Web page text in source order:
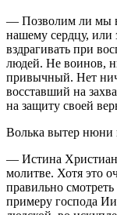
— Позволим ли мы
нашему сердцу, или
вздрагивать при
людей. Не воинов,
привычный. Нет
восставший на
на защиту своей
Волька вытер нюни
— Истина
молитве. Хотя это
правильно
примеру господа